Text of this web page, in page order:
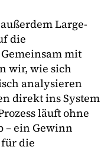
Large-
die
mit
wir, wie sich
analysieren
direkt ins System
läuft ohne
– ein Gewinn
die